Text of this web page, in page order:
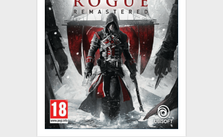
DOPRAVA
XZONE KLUB